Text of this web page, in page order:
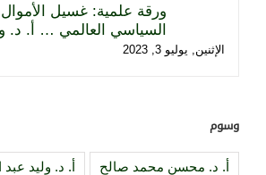
ورقة علمية: غسيل
السياسي العالمي … أ. د.
الإثنين, يوليو 3, 2023
وسوم
أ. د. محسن محمد صالح أ. د. وليد